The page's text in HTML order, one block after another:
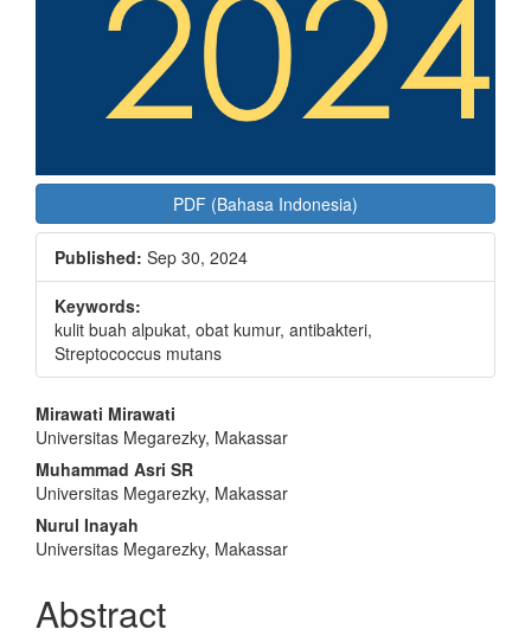
PDF (Bahasa Indonesia)
Published: Sep 30, 2024
Keywords:
kulit buah alpukat, obat kumur, antibakteri,
Streptococcus mutans
Main
Article
Content
Mirawati Mirawati
Universitas Megarezky, Makassar
Muhammad Asri SR
Universitas Megarezky, Makassar
Nurul Inayah
Universitas Megarezky, Makassar
Abstract